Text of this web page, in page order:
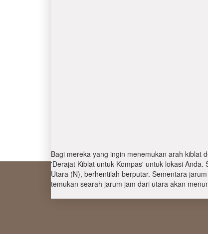
Bagi mereka yang ingin menemukan arah kiblat
'Derajat Kiblat untuk Kompas' untuk lokasi
Utara (N), berhentilah berputar. Sementara
temukan searah jarum jam dari utara akan